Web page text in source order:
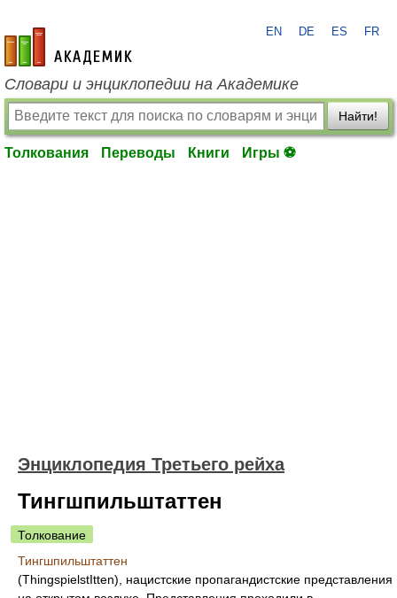
academic.ru
EN DE ES FR
Словари и энциклопедии на Академике
Найти!
Толкования Переводы Книги Игры ⚽
Энциклопедия Третьего рейха
Тингшпильштаттен
Толкование
Тингшпильштаттен
(ThingspielstItten), нацистские пропагандистские представления